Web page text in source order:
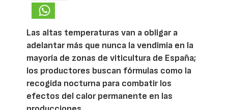
Las altas temperaturas van a obligar a
adelantar más que nunca la vendimia en la
mayoría de zonas de viticultura de España;
los productores buscan fórmulas como la
recogida nocturna para combatir los
efectos del calor permanente en las